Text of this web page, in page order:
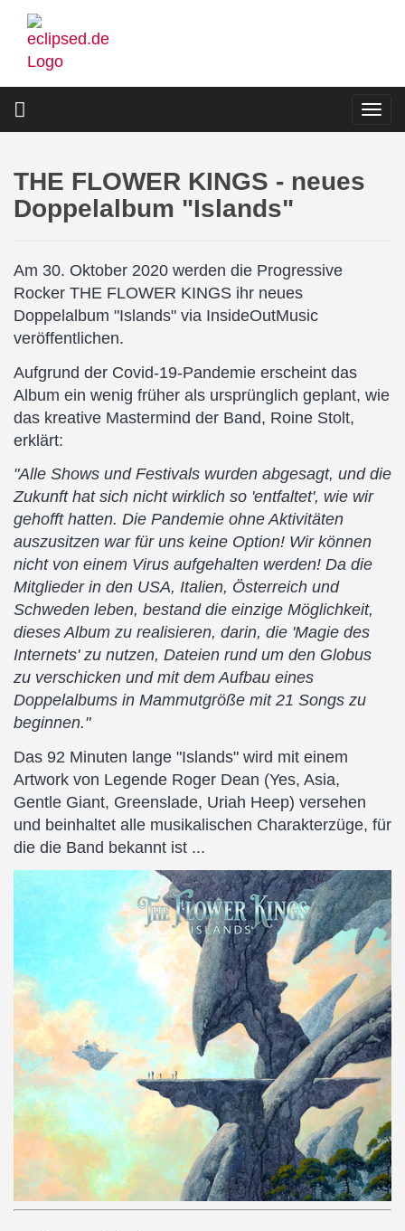
Direkt
zum
Inhalt
THE FLOWER KINGS - neues
Doppelalbum "Islands"
Am 30. Oktober 2020 werden die Progressive
Rocker THE FLOWER KINGS ihr neues
Doppelalbum "Islands" via InsideOutMusic
veröffentlichen.
Aufgrund der Covid-19-Pandemie erscheint das
Album ein wenig früher als ursprünglich geplant, wie
das kreative Mastermind der Band, Roine Stolt,
erklärt:
"Alle Shows und Festivals wurden abgesagt, und die
Zukunft hat sich nicht wirklich so 'entfaltet', wie wir
gehofft hatten. Die Pandemie ohne Aktivitäten
auszusitzen war für uns keine Option! Wir können
nicht von einem Virus aufgehalten werden! Da die
Mitglieder in den USA, Italien, Österreich und
Schweden leben, bestand die einzige Möglichkeit,
dieses Album zu realisieren, darin, die 'Magie des
Internets' zu nutzen, Dateien rund um den Globus
zu verschicken und mit dem Aufbau eines
Doppelalbums in Mammutgröße mit 21 Songs zu
beginnen."
Das 92 Minuten lange "Islands" wird mit einem
Artwork von Legende Roger Dean (Yes, Asia,
Gentle Giant, Greenslade, Uriah Heep) versehen
und beinhaltet alle musikalischen Charakterzüge, für
die die Band bekannt ist ...